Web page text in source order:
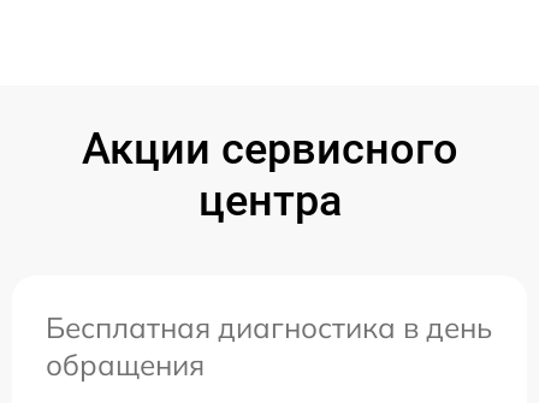
Акции сервисного
центра
Бесплатная диагностика в день
обращения